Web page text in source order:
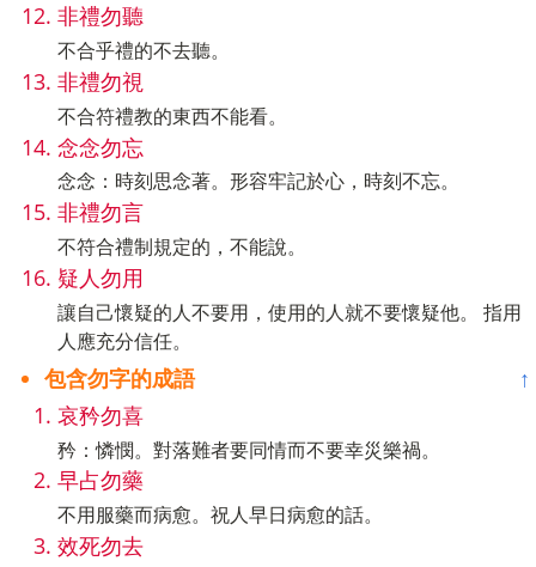
非禮勿聽
不合乎禮的不去聽。
非禮勿視
不合符禮教的東西不能看。
念念勿忘
念念：時刻思念著。形容牢記於心，時刻不忘。
非禮勿言
不符合禮制規定的，不能說。
疑人勿用
讓自己懷疑的人不要用，使用的人就不要懷疑他。 指用
人應充分信任。
包含勿字的成語
↑
哀矜勿喜
矜：憐憫。對落難者要同情而不要幸災樂禍。
早占勿藥
不用服藥而病愈。祝人早日病愈的話。
效死勿去